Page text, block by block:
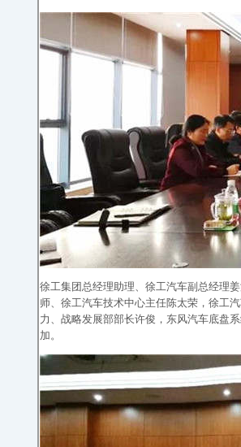
徐工集团总经理助理、徐工汽车副总经理
师、徐工汽车技术中心主任陈太荣，徐工
力、战略发展部部长许俊，东风汽车底盘
加。